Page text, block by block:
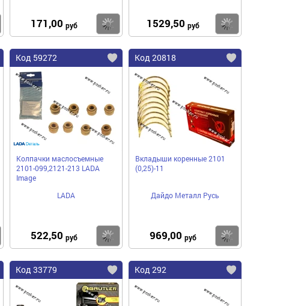
Купить171,00 руб Купить
1529,50 руб
Купить
Код 59272
Колпачки маслосъемные
2101-099,2121-213 LADA
Image
LADA
522,50 руб Купить
Код 20818
Вкладыши коренные 2101
(0,25)-11
Дайдо Металл Русь
969,00 руб
Код 33779 Код 292